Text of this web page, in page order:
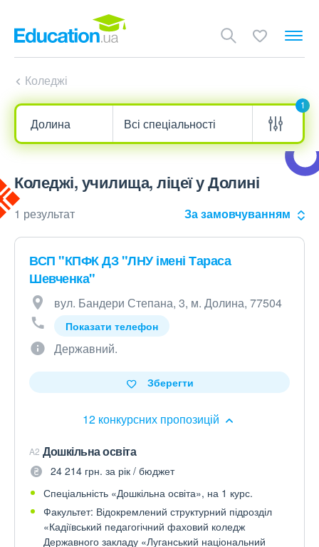
Коледжі
1
Коледжі, училища, ліцеї у Долині
1 результат За замовчуванням
ВСП "КПФК ДЗ "ЛНУ імені Тараса
Шевченка"
вул. Бандери Степана, 3, м. Долина, 77504
Показати телефон
Державний.
12 конкурсних пропозицій
Зберегти
A2 Дошкільна освіта
24 214 грн. за рік / бюджет
Спеціальність «Дошкільна освіта», на 1 курс.
Факультет: Відокремлений структурний підрозділ
«Кадіївський педагогічний фаховий коледж
Державного закладу «Луганський національний